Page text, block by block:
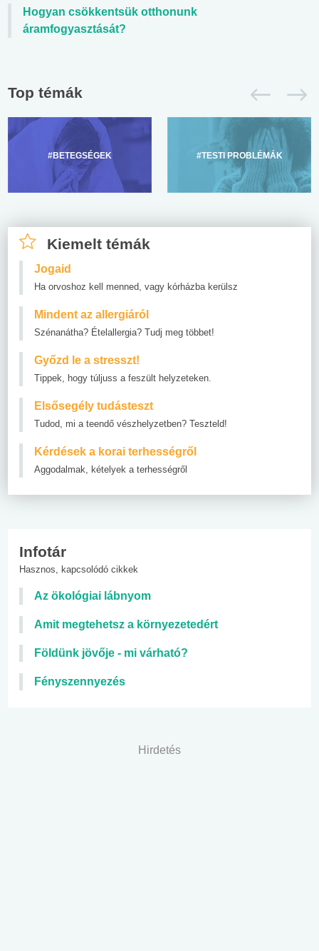
Hogyan csökkentsük otthonunk
áramfogyasztását?
Top témák
#BETEGSÉGEK #TESTI PROBLÉMÁK
Kiemelt témák
Jogaid
Ha orvoshoz kell menned, vagy kórházba kerülsz
Mindent az allergiáról
Szénanátha? Ételallergia? Tudj meg többet!
Győzd le a stresszt!
Tippek, hogy túljuss a feszült helyzeteken.
Elsősegély tudásteszt
Tudod, mi a teendő vészhelyzetben? Teszteld!
Kérdések a korai terhességről
Aggodalmak, kételyek a terhességről
Infotár
Hasznos, kapcsolódó cikkek
Az ökológiai lábnyom
Amit megtehetsz a környezetedért
Földünk jövője - mi várható?
Fényszennyezés
Hirdetés